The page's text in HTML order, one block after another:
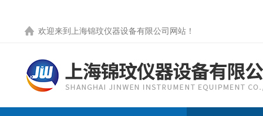
欢迎来到 上海锦玟仪器设备有限公司网站 ！